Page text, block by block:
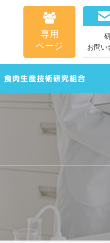
専用
ページ
お問い